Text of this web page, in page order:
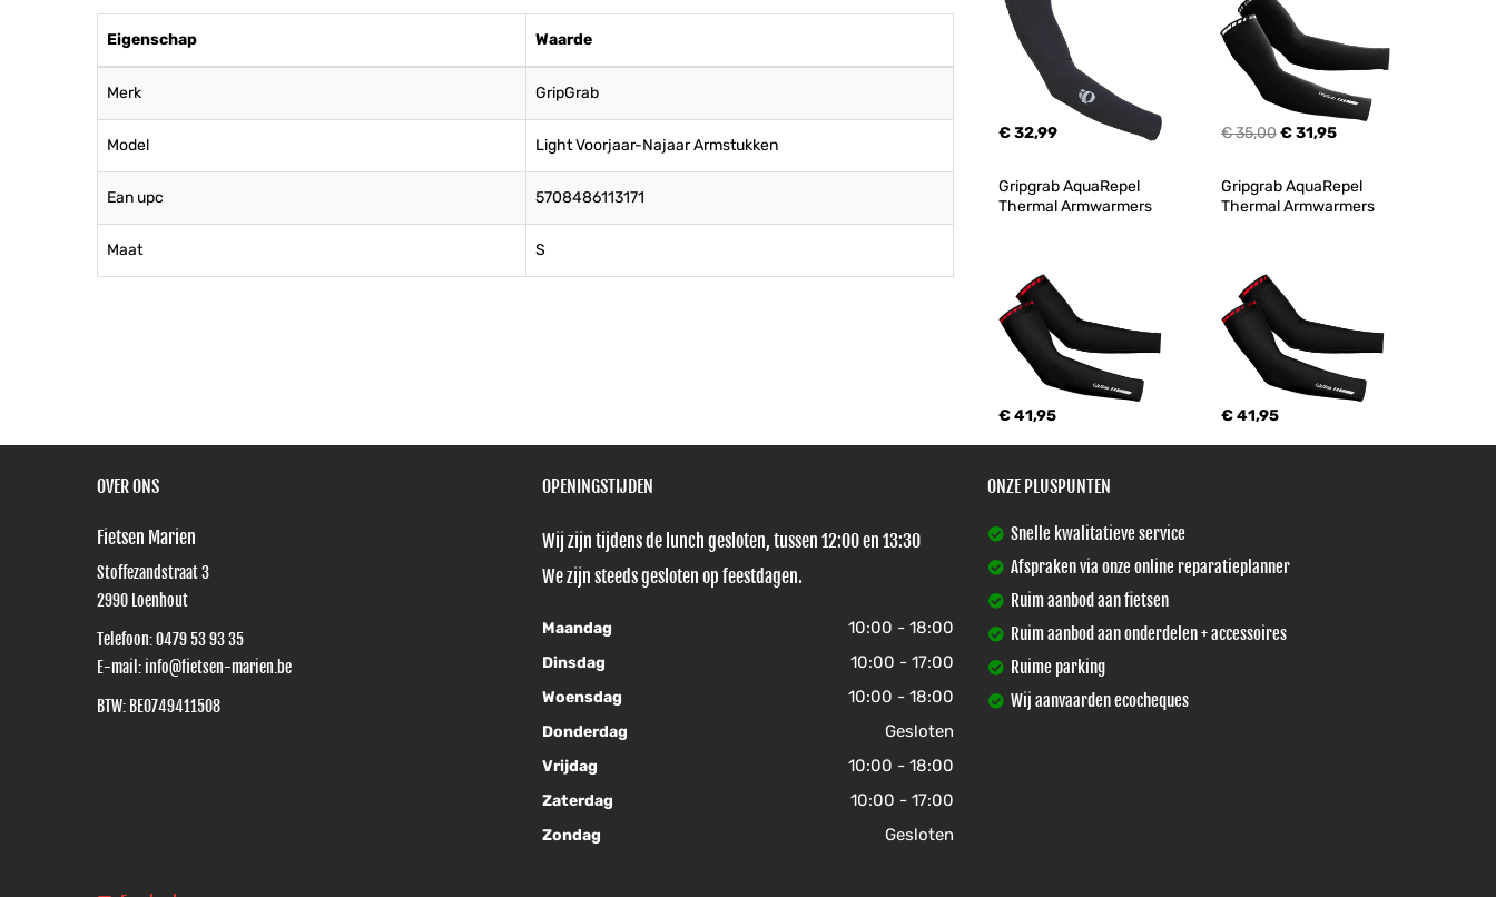
Eigenschap Waarde
Merk GripGrab
Model Light Voorjaar-Najaar Armstukken
Ean upc 5708486113171
Maat S
€ 32,99 € 35,00€ 31,95
Gripgrab AquaRepel
Thermal Armwarmers
€ 41,95
Gripgrab AquaRepel
Thermal Armwarmers
€ 41,95
OVER ONS
Fietsen Marien
Stoffezandstraat 3
2990 Loenhout
Telefoon:0479 53 93 35
E-mail: info@fietsen-marien.be
BTW: BE0749411508
OPENINGSTIJDEN
Wij zijn tijdens de lunch gesloten, tussen 12:00 en 13:30
We zijn steeds gesloten op feestdagen.
Maandag 10:00 - 18:00
Dinsdag 10:00 - 17:00
Woensdag 10:00 - 18:00
Donderdag Gesloten
Vrijdag 10:00 - 18:00
Zaterdag 10:00 - 17:00
Zondag Gesloten
ONZE PLUSPUNTEN
Snelle kwalitatieve service
Afspraken via onze online reparatieplanner
Ruim aanbod aan fietsen
Ruim aanbod aan onderdelen + accessoires
Ruime parking
Wij aanvaarden ecocheques